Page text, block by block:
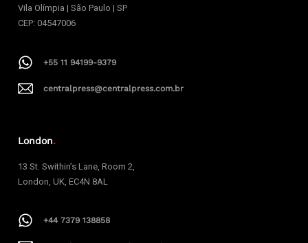
Vila Olímpia | São Paulo | SP
CEP: 04547006
+55 11 94199-9379
centralpress@centralpress.com.br
London.
13 St. Swithin’s Lane, Room 2,
London, UK, EC4N 8AL
+44 7379 138858